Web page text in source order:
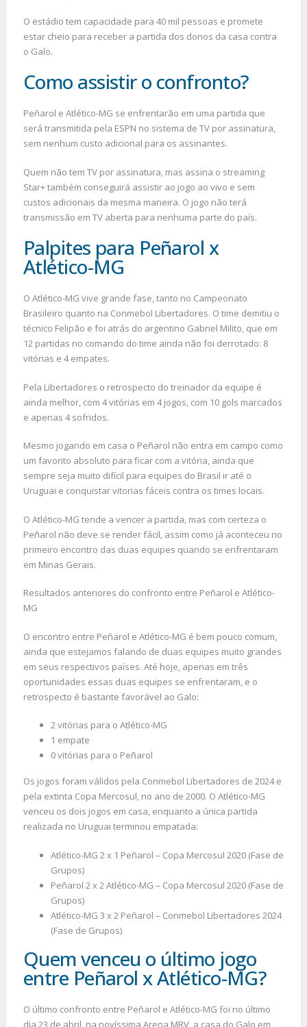
O estádio tem capacidade para 40 mil pessoas e promete
estar cheio para receber a partida dos donos da casa contra
o Galo.
Como assistir o confronto?
Peñarol e Atlético-MG se enfrentarão em uma partida que
será transmitida pela ESPN no sistema de TV por assinatura,
sem nenhum custo adicional para os assinantes.
Quem não tem TV por assinatura, mas assina o streaming
Star+ também conseguirá assistir ao jogo ao vivo e sem
custos adicionais da mesma maneira. O jogo não terá
transmissão em TV aberta para nenhuma parte do país.
Palpites para Peñarol x
Atlético-MG
O Atlético-MG vive grande fase, tanto no Campeonato
Brasileiro quanto na Conmebol Libertadores. O time demitiu o
técnico Felipão e foi atrás do argentino Gabriel Milito, que em
12 partidas no comando do time ainda não foi derrotado: 8
vitórias e 4 empates.
Pela Libertadores o retrospecto do treinador da equipe é
ainda melhor, com 4 vitórias em 4 jogos, com 10 gols marcados
e apenas 4 sofridos.
Mesmo jogando em casa o Peñarol não entra em campo como
um favorito absoluto para ficar com a vitória, ainda que
sempre seja muito difícil para equipes do Brasil ir até o
Uruguai e conquistar vitorias fáceis contra os times locais.
O Atlético-MG tende a vencer a partida, mas com certeza o
Peñarol não deve se render fácil, assim como já aconteceu no
primeiro encontro das duas equipes quando se enfrentaram
em Minas Gerais.
Resultados anteriores do confronto entre Peñarol e Atlético-
MG
O encontro entre Peñarol e Atlético-MG é bem pouco comum,
ainda que estejamos falando de duas equipes muito grandes
em seus respectivos países. Até hoje, apenas em três
oportunidades essas duas equipes se enfrentaram, e o
retrospecto é bastante favorável ao Galo:
2 vitórias para o Atlético-MG
1 empate
0 vitórias para o Peñarol
Os jogos foram válidos pela Conmebol Libertadores de 2024 e
pela extinta Copa Mercosul, no ano de 2000. O Atlético-MG
venceu os dois jogos em casa, enquanto a única partida
realizada no Uruguai terminou empatada:
Atlético-MG 2 x 1 Peñarol – Copa Mercosul 2020 (Fase de
Grupos)
Peñarol 2 x 2 Atlético-MG – Copa Mercosul 2020 (Fase de
Grupos)
Atlético-MG 3 x 2 Peñarol – Conmebol Libertadores 2024
(Fase de Grupos)
Quem venceu o último jogo
entre Peñarol x Atlético-MG?
O último confronto entre Peñarol e Atlético-MG foi no último
dia 23 de abril, na novíssima Arena MRV, a casa do Galo em